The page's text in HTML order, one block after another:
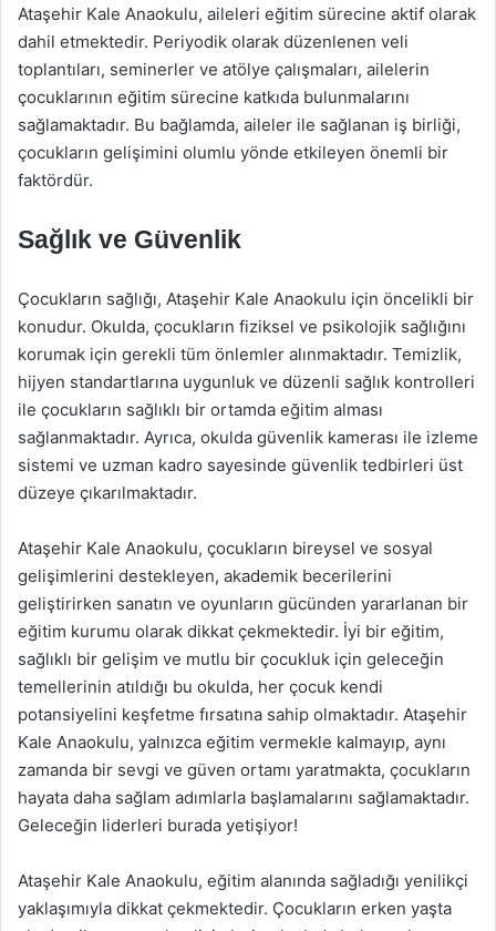
Ataşehir Kale Anaokulu, aileleri eğitim sürecine aktif olarak
dahil etmektedir. Periyodik olarak düzenlenen veli
toplantıları, seminerler ve atölye çalışmaları, ailelerin
çocuklarının eğitim sürecine katkıda bulunmalarını
sağlamaktadır. Bu bağlamda, aileler ile sağlanan iş birliği,
çocukların gelişimini olumlu yönde etkileyen önemli bir
faktördür.
Sağlık ve Güvenlik
Çocukların sağlığı, Ataşehir Kale Anaokulu için öncelikli bir
konudur. Okulda, çocukların fiziksel ve psikolojik sağlığını
korumak için gerekli tüm önlemler alınmaktadır. Temizlik,
hijyen standartlarına uygunluk ve düzenli sağlık kontrolleri
ile çocukların sağlıklı bir ortamda eğitim alması
sağlanmaktadır. Ayrıca, okulda güvenlik kamerası ile izleme
sistemi ve uzman kadro sayesinde güvenlik tedbirleri üst
düzeye çıkarılmaktadır.
Ataşehir Kale Anaokulu, çocukların bireysel ve sosyal
gelişimlerini destekleyen, akademik becerilerini
geliştirirken sanatın ve oyunların gücünden yararlanan bir
eğitim kurumu olarak dikkat çekmektedir. İyi bir eğitim,
sağlıklı bir gelişim ve mutlu bir çocukluk için geleceğin
temellerinin atıldığı bu okulda, her çocuk kendi
potansiyelini keşfetme fırsatına sahip olmaktadır. Ataşehir
Kale Anaokulu, yalnızca eğitim vermekle kalmayıp, aynı
zamanda bir sevgi ve güven ortamı yaratmakta, çocukların
hayata daha sağlam adımlarla başlamalarını sağlamaktadır.
Geleceğin liderleri burada yetişiyor!
Ataşehir Kale Anaokulu, eğitim alanında sağladığı yenilikçi
yaklaşımıyla dikkat çekmektedir. Çocukların erken yaşta